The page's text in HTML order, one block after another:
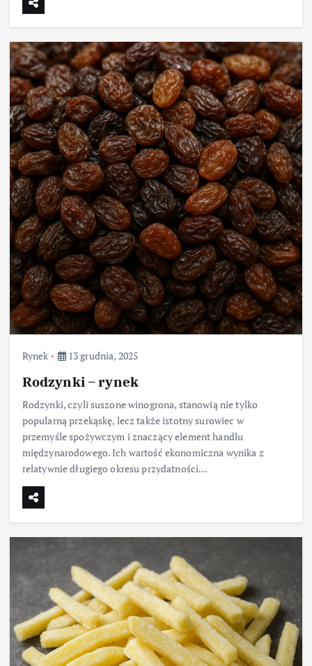
Rynek 13 grudnia, 2025
Rodzynki – rynek
Rodzynki, czyli suszone winogrona, stanowią nie tylko
popularną przekąskę, lecz także istotny surowiec w
przemyśle spożywczym i znaczący element handlu
międzynarodowego. Ich wartość ekonomiczna wynika z
relatywnie długiego okresu przydatności…